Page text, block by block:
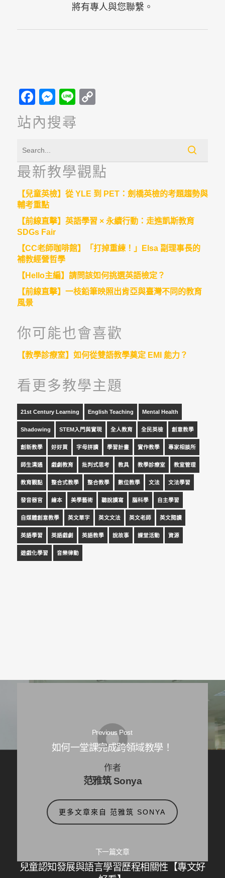
將有專人與您聯繫。
Facebook
Messenger
Line
站內搜尋
最新教學觀點
【兒童英檢】從 YLE 到 PET：劍橋英檢的考題趨勢與
輔考重點
【前線直擊】英語學習 × 永續行動：走進凱斯教育
SDGs Fair
【CC老師咖啡館】「打掉重練！」Elsa 副理事長的
補教經營哲學
【Hello主編】請問該如何挑選英語檢定？
【前線直擊】一枝鉛筆映照出肯亞與臺灣不同的教育
風景
你可能也會喜歡
【教學診療室】如何從雙語教學奠定 EMI 能力？
看更多教學主題
21st Century Learning English Teaching Mental Health
Shadowing STEM入門與實現 全人教育 全民英檢 創意教學
創新教學 好好買 字母拼讀 學習計畫 實作教學 專家相談所
師生溝通 戲劇教育 批判式思考 教具 教學診療室 教室管理
教育觀點 整合式教學 整合教學 數位教學 文法 文法學習
發音器官 繪本 美學藝術 聽說讀寫 腦科學 自主學習
自媒體創意教學 英文單字 英文文法 英文老師 英文閱讀
英語學習 英語戲劇 英語教學 說故事 課堂活動 資源
遊戲化學習 音樂律動
Previous Post
如何一堂課完成跨領域教學！
下一篇文章
兒童認知發展與語言學習歷程相關性【專文好
作者
范雅筑 Sonya
更多文章來自 范雅筑 SONYA